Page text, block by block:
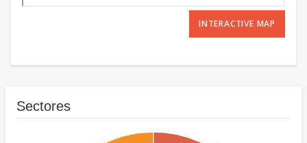
INTERACTIVE MAP
Sectores